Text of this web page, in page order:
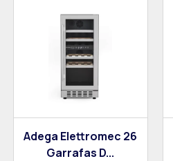
Adega Elettromec 26
Garrafas D...